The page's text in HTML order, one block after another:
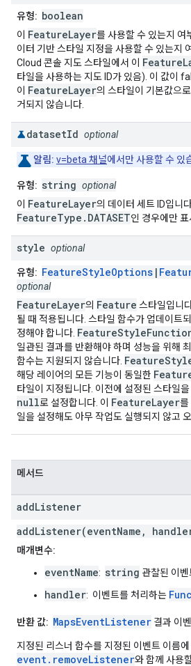
유형: boolean
이 FeatureLayer를 사용할 수 있는지 여
이터 기반 스타일 지정을 사용할 수 있는지
Cloud 콘솔 지도 스타일에서 이
타일을 사용하는 지도 ID가 있음). 이 값이
이 FeatureLayer의 스타일이 기본값으
거되지 않습니다.
datasetId optional
알림: v=beta 채널에서만 사용할 수 있
유형: string optional
이 FeatureLayer의 데이터 세트 ID입니
FeatureType.DATASET인 경우에만 표
style optional
유형: FeatureStyleOptions |
optional
FeatureLayer의 Feature 스타일입니
될 때 적용됩니다. 스타일 함수가 업데이트
정해야 합니다.
일관된 결과를 반환해야 하며 성능을 위해
함수는 지원되지 않습니다.
해당 레이어의 모든 기능이 동일한
타일이 지정됩니다. 이전에 설정된 스타일
null로 설정합니다. 이 FeatureLayer를
일을 설정해도 아무 작업도 실행되지 않고
메서드
addListener
addListener(eventName,
매개변수:
eventName: string 관찰된 이벤
handler: 이벤트를 처리하는
반환 값: MapsEventListener 결과 이
지정된 리스너 함수를 지정된 이벤트 이름에
event.removeListener와 함께 사용